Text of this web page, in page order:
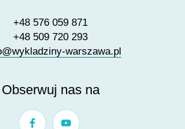
+48 576 059 871
+48 509 720 293
warszawa.pl
Obserwuj nas na